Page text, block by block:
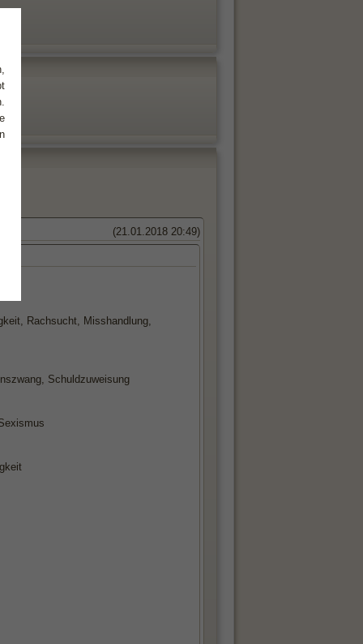
(21.01.2018 20:49)
Rachsucht, Misshandlung,
Schuldzuweisung